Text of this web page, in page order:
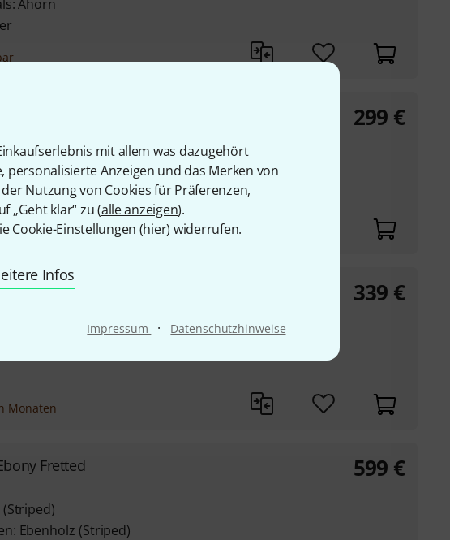
mit allem was dazugehört
personalisierte Anzeigen und das Merken von
Nutzung von Cookies für Präferenzen,
„Geht klar“ zu (alle anzeigen).
Cookie-Einstellungen (hier) widerrufen.
Infos
Impressum · Datenschutzhinweise
Ahorn
Modell
Ahorn
299 €
Orange
Ahorn
Monaten
339 €
Fretted
Ebenholz (Striped)
599 €